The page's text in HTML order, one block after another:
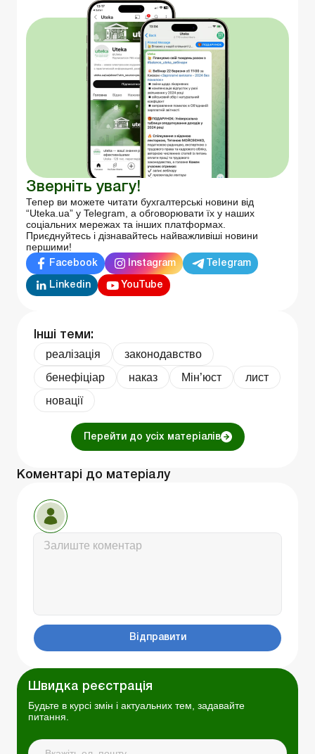
Зверніть увагу!
Тепер ви можете читати бухгалтерські новини від
“Uteka.ua” у Telegram, а обговорювати їх у наших
соціальних мережах та інших платформах.
Приєднуйтесь і дізнавайтесь найважливіші новини
першими!
Facebook Instagram Telegram
Linkedin YouTube
Інші теми:
реалізація
законодавство
бенефiцiар
наказ Мін’юст
лист
новації
Перейти до усіх матеріалів
Коментарі до матеріалу
Відправити
Швидка реєстрація
Будьте в курсі змін і актуальних тем, задавайте
питання.